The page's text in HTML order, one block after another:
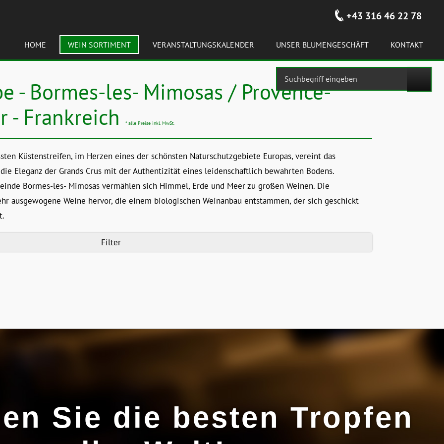
+43 316 46 22 78
HOME WEIN SORTIMENT VERANSTALTUNGSKALENDER UNSER BLUMENGESCHÄFT KONTAKT
- Bormes-les- Mimosas / Provence-
- Frankreich
* alle Preise inkl. MwSt.
Küstenstreifen, im Herzen eines der schönsten Naturschutzgebiete Europas, vereint das
Eleganz der Grands Crus mit der Authentizität eines leidenschaftlich bewahrten Bodens.
Bormes-les- Mimosas vermählen sich Himmel, Erde und Meer zu großen Weinen. Die
ausgewogene Weine hervor, die einem biologischen Weinanbau entstammen, der sich geschickt
Filter
Sie die besten Tropfen